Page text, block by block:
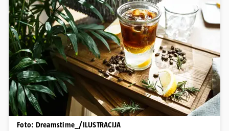
Foto: Dreamstime_/ILUSTRACIJA